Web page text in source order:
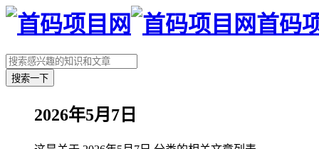
首码
搜索一下
2026年5月7日